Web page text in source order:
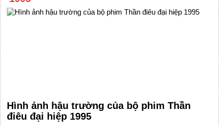
Hình ảnh hậu trường của bộ phim Thần
điêu đại hiệp 1995